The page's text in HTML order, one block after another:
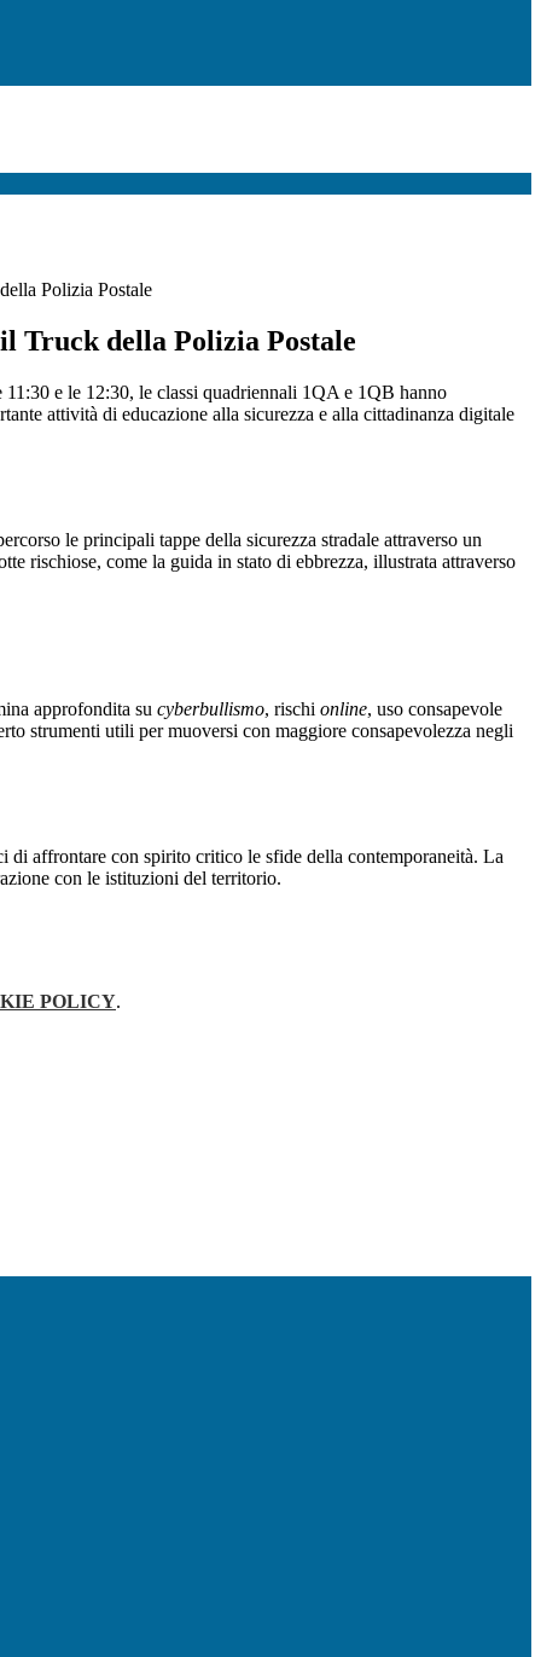
Polizia Postale
Truck della Polizia Postale
e le 12:30, le classi quadriennali 1QA e 1QB hanno
attività di educazione alla sicurezza e alla cittadinanza digitale
le principali tappe della sicurezza stradale attraverso un
rischiose, come la guida in stato di ebbrezza, illustrata attraverso
approfondita su cyberbullismo, rischi online, uso consapevole
strumenti utili per muoversi con maggiore consapevolezza negli
di affrontare con spirito critico le sfide della contemporaneità. La
con le istituzioni del territorio.
POLICY.